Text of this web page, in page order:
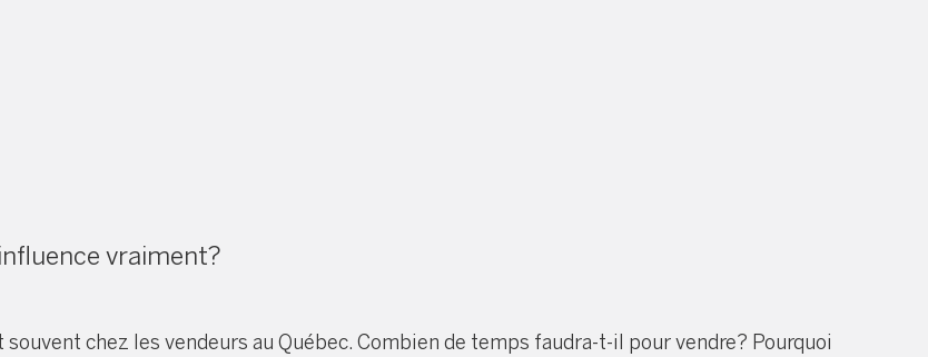
vraiment?
chez les vendeurs au Québec. Combien de temps faudra-t-il pour vendre? Pourquoi